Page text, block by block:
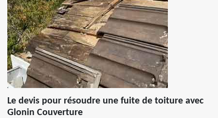
Le devis pour résoudre une fuite de toiture avec
Glonin Couverture